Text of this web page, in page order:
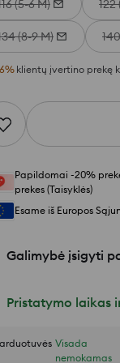
(5-6 M) 122
(8-9 M)
% klientų įvertino prekę
Papildomai -20%
prekes (Taisyklės)
Esame iš Europos
Galimybė įsigyti
Pristatymo laikas
Visada
nemokamas